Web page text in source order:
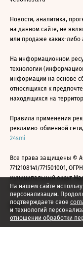
На нашем сайте
персонализации.
подтверждаете свое
и технологий
отношении обработки
Новости, аналитика,
на данном сайте, не
или продаже каких-либо
На информационном
технологии
информации на основе
относящихся к
находящихся на
Правила применения
рекламно-обменной
24smi
Все права защищены ©
7712108141/771501001,
муниципальный округ
2026